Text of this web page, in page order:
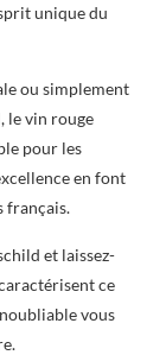
unique du
ou simplement
le vin rouge
pour les
en font
français.
et laissez-
ce
vous